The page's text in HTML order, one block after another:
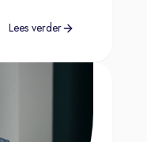
Lees verder